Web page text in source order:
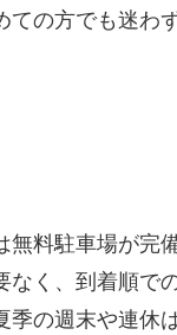
ての方でも迷わ
料駐車場が完
なく、到着順で
季の週末や連休